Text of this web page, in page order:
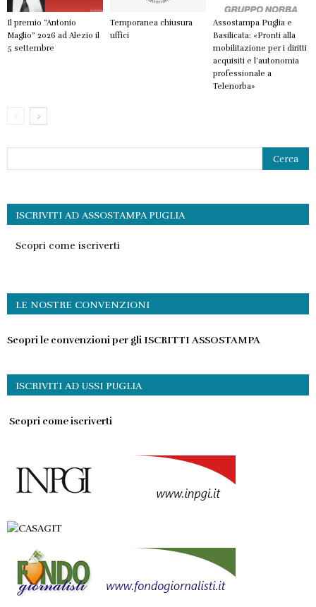
Il premio “Antonio
Maglio” 2026 ad Alezio il
5 settembre
Temporanea chiusura
uffici
Assostampa Puglia e
Basilicata: «Pronti alla
mobilitazione per i diritti
acquisiti e l’autonomia
professionale a
Telenorba»
ISCRIVITI AD ASSOSTAMPA PUGLIA
Scopri come iscriverti
LE NOSTRE CONVENZIONI
Scopri le convenzioni per gli ISCRITTI ASSOSTAMPA
ISCRIVITI AD USSI PUGLIA
Scopri come iscriverti